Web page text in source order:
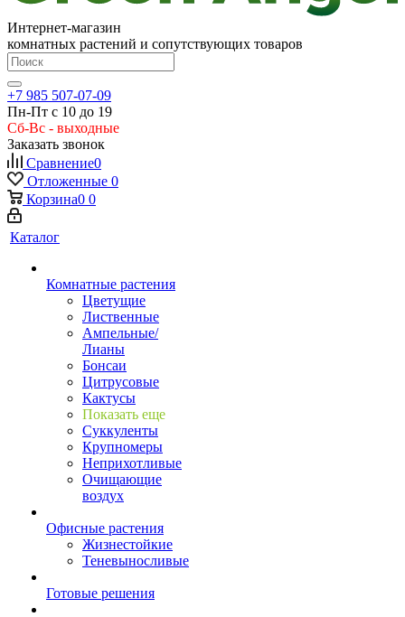
Интернет-магазин
комнатных растений и сопутствующих товаров
+7 985 507-07-09
Пн-Пт с 10 до 19
Сб-Вс - выходные
Заказать звонок
Сравнение0
Отложенные 0
Корзина0 0
Каталог
Комнатные растения
Цветущие
Лиственные
Ампельные/
Лианы
Бонсаи
Цитрусовые
Кактусы
Показать еще
Суккуленты
Крупномеры
Неприхотливые
Очищающие
воздух
Офисные растения
Жизнестойкие
Теневыносливые
Готовые решения